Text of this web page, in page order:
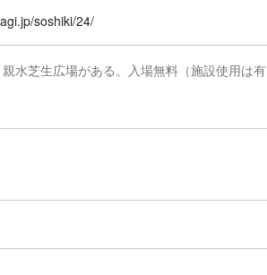
soshiki/24/
水芝生広場がある。入場無料（施設使用は有